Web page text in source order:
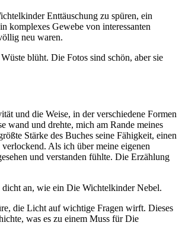
Enttäuschung zu spüren, ein
komplexes Gewebe von interessanten
neu waren.
blüht. Die Fotos sind schön, aber sie
und die Weise, in der verschiedene Formen
wand und drehte, mich am Rande meines
Stärke des Buches seine Fähigkeit, einen
Als ich über meine eigenen
und verstanden fühlte. Die Erzählung
an, wie ein Die Wichtelkinder Nebel.
die Licht auf wichtige Fragen wirft. Dieses
was es zu einem Muss für Die